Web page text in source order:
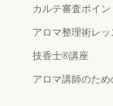
カルテ審査ポイン
アロマ整理術レッ
技香士®講座
アロマ講師のため